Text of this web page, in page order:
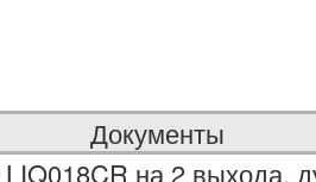
Документы
на 2 выхода,